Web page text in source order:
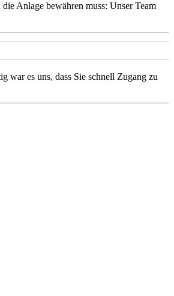
Anlage bewähren muss: Unser Team
war es uns, dass Sie schnell Zugang zu